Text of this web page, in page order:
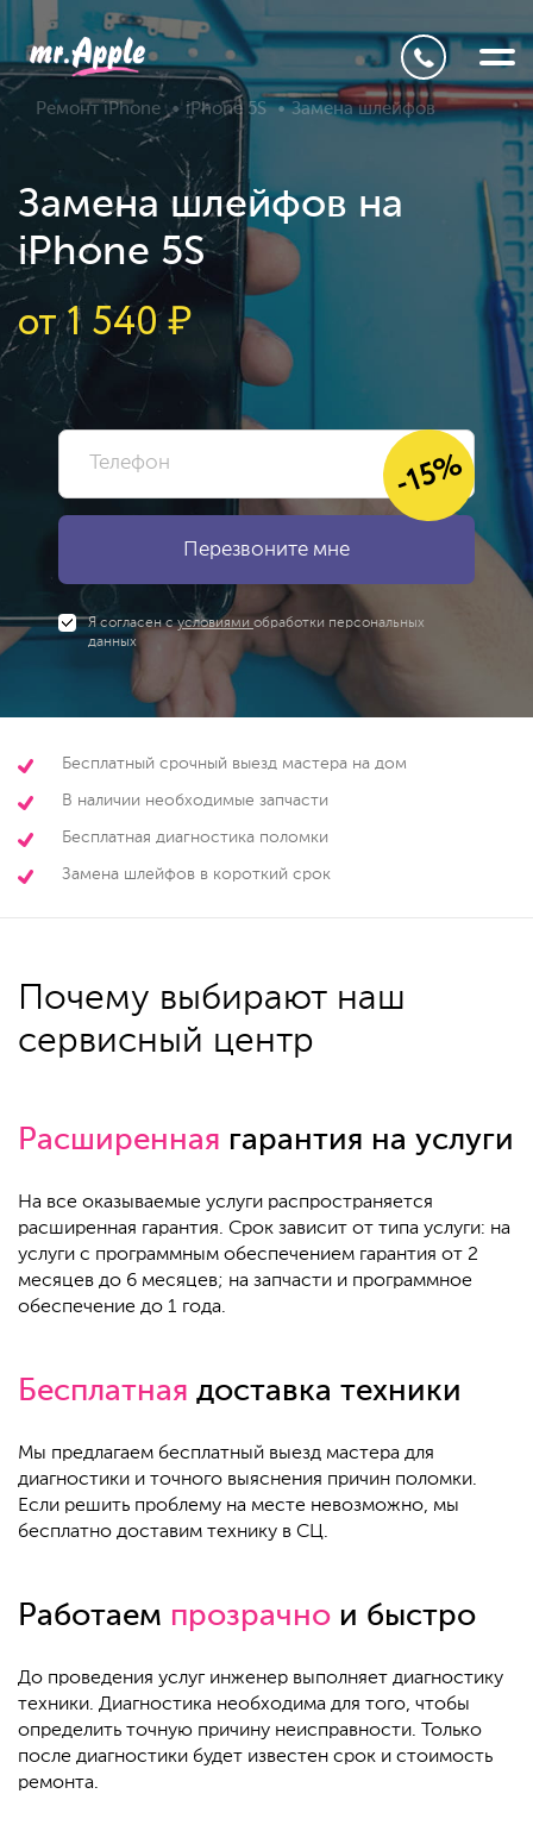
Ремонт iPhone iPhone 5S Замена шлейфов
Замена шлейфов на
iPhone 5S
от1 540₽
-15%
Я согласен сусловиями обработки персональных
данных
Бесплатный срочный выезд мастера на дом
В наличии необходимые запчасти
Бесплатная диагностика поломки
Замена шлейфов в короткий срок
Почему выбирают наш
сервисный центр
Расширенная гарантия на услуги
На все оказываемые услуги распространяется
расширенная гарантия. Срок зависит от типа услуги: на
услуги с программным обеспечением гарантия от 2
месяцев до 6 месяцев; на запчасти и программное
обеспечение до 1 года.
Бесплатная доставка техники
Мы предлагаем бесплатный выезд мастера для
диагностики и точного выяснения причин поломки.
Если решить проблему на месте невозможно, мы
бесплатно доставим технику в СЦ.
Работаем прозрачно и быстро
До проведения услуг инженер выполняет диагностику
техники. Диагностика необходима для того, чтобы
определить точную причину неисправности. Только
после диагностики будет известен срок и стоимость
ремонта.